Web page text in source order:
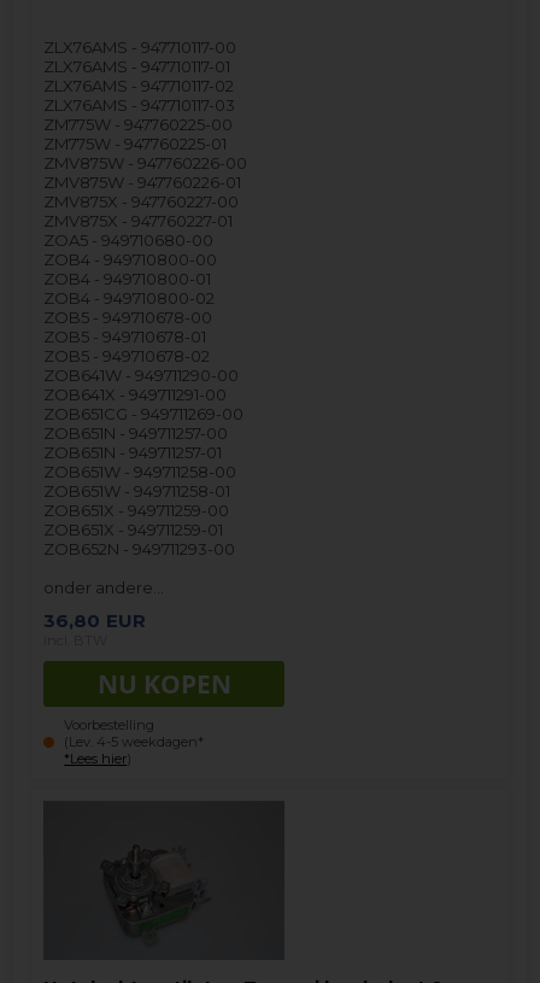
ZLX76AMS - 947710117-00
ZLX76AMS - 947710117-01
ZLX76AMS - 947710117-02
ZLX76AMS - 947710117-03
ZM775W - 947760225-00
ZM775W - 947760225-01
ZMV875W - 947760226-00
ZMV875W - 947760226-01
ZMV875X - 947760227-00
ZMV875X - 947760227-01
ZOA5 - 949710680-00
ZOB4 - 949710800-00
ZOB4 - 949710800-01
ZOB4 - 949710800-02
ZOB5 - 949710678-00
ZOB5 - 949710678-01
ZOB5 - 949710678-02
ZOB641W - 949711290-00
ZOB641X - 949711291-00
ZOB651CG - 949711269-00
ZOB651N - 949711257-00
ZOB651N - 949711257-01
ZOB651W - 949711258-00
ZOB651W - 949711258-01
ZOB651X - 949711259-00
ZOB651X - 949711259-01
ZOB652N - 949711293-00
onder andere…
36,80 EUR
Voorbestelling
(Lev. 4-5 weekdagen*
*Lees hier)